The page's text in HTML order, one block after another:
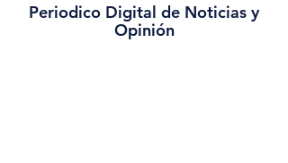
Periodico Digital de Noticias y
Opinión